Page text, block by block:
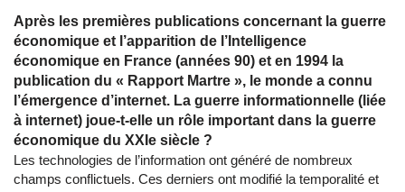
Après les premières publications concernant la guerre
économique et l’apparition de l’Intelligence
économique en France (années 90) et en 1994 la
publication du « Rapport Martre », le monde a connu
l’émergence d’internet. La guerre informationnelle (liée
à internet) joue-t-elle un rôle important dans la guerre
économique du XXIe siècle ?
Les technologies de l’information ont généré de nombreux
champs conflictuels. Ces derniers ont modifié la temporalité et